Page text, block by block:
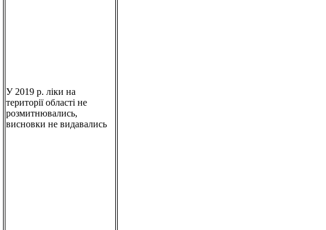
У 2019 р. ліки на
території області не
розмитнювались,
висновки не видавались